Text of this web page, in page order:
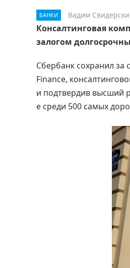
БАНКИ Вадим
Консалтинговая
залогом
Сбербанк сохранил за
Finance,
и подтвердив высший
е среди 500 самых